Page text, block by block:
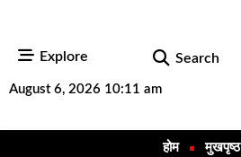
Explore Search
August 6, 2026 10:11 am
होम मुखपृष्ठ